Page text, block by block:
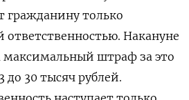
гражданину только
Накануне
максимальный штраф за это
до 30 тысяч рублей.